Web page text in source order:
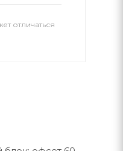
отличаться